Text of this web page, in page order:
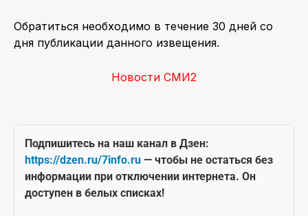
Обратиться необходимо в течение 30 дней со
дня публикации данного извещения.
Новости СМИ2
Подпишитесь на наш канал в Дзен:
https://dzen.ru/7info.ru — чтобы не остаться без
информации при отключении интернета. Он
доступен в белых списках!